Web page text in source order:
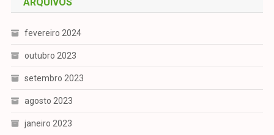
fevereiro 2024
outubro 2023
setembro 2023
agosto 2023
janeiro 2023